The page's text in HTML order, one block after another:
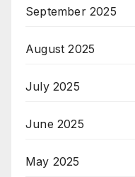
September 2025
August 2025
July 2025
June 2025
May 2025